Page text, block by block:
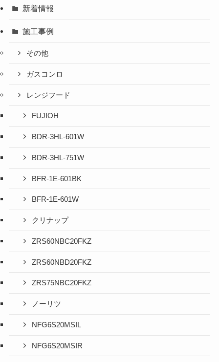
新着情報
施工事例
その他
ガスコンロ
レンジフード
FUJIOH
BDR-3HL-601W
BDR-3HL-751W
BFR-1E-601BK
BFR-1E-601W
クリナップ
ZRS60NBC20FKZ
ZRS60NBD20FKZ
ZRS75NBC20FKZ
ノーリツ
NFG6S20MSIL
NFG6S20MSIR